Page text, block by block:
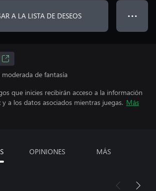
A LA LISTA DE DESEOS ● ● ●
moderada de fantasía
que inicies recibirán acceso a la información
a los datos asociados mientras juegas. Más
OPINIONES MÁS